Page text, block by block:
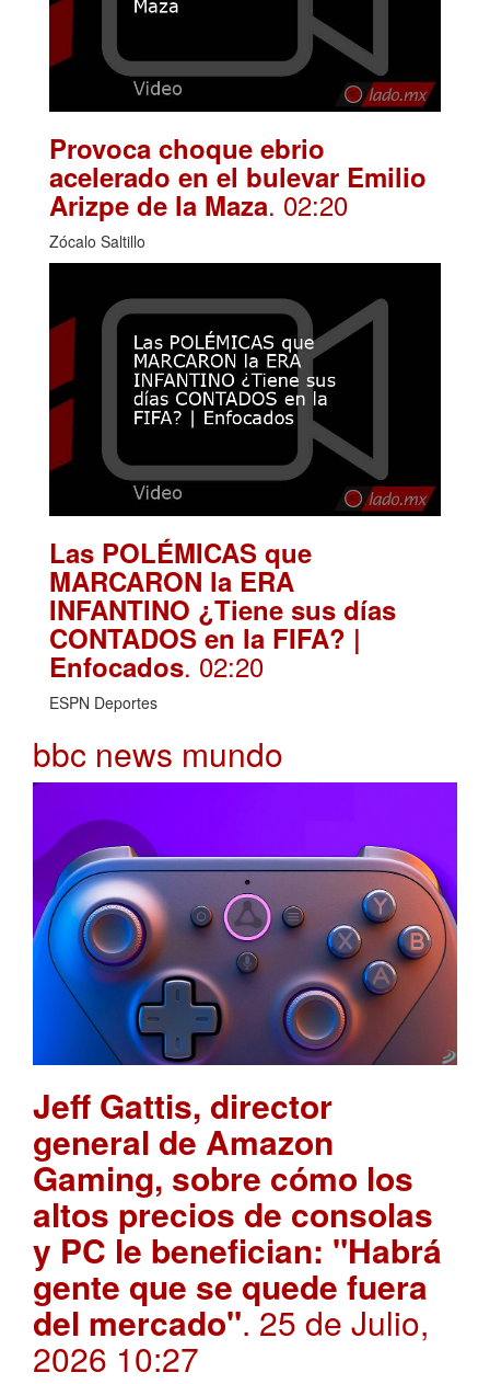
Provoca choque ebrio
acelerado en el bulevar Emilio
Arizpe de la Maza. 02:20
Zócalo Saltillo
Las POLÉMICAS que
MARCARON la ERA
INFANTINO ¿Tiene sus días
CONTADOS en la FIFA? |
Enfocados. 02:20
ESPN Deportes
bbc news mundo
Jeff Gattis, director
general de Amazon
Gaming, sobre cómo los
altos precios de consolas
y PC le benefician: "Habrá
gente que se quede fuera
del mercado". 25 de Julio,
2026 10:27